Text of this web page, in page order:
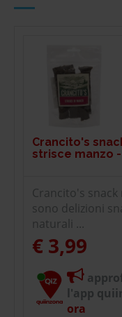
Crancito's
strisce manzo -
Crancito's
sono delizioni
naturali ...
€ 3,99
l'app
ora